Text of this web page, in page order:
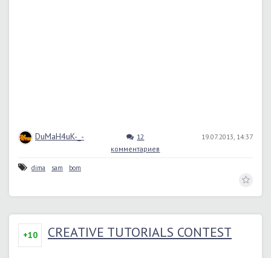
DuMaH4uK-_-
12
комментариев
19.07.2013, 14:37
dima sam bom
+10 CREATIVE TUTORIALS CONTEST